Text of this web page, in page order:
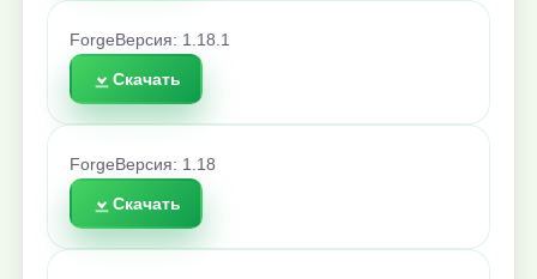
Forge Версия: 1.18.1
Скачать
Forge Версия: 1.18
Скачать